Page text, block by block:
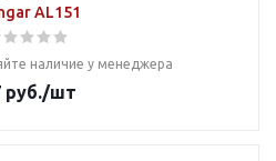
Alingar AL151
наличие у менеджера
руб./шт